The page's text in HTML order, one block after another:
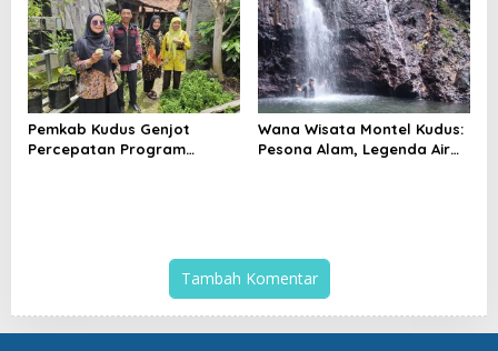
Pemkab Kudus Genjot
Percepatan Program
Wana Wisata Montel Kudus:
Pesona Alam, Legenda Air
Tambah Komentar